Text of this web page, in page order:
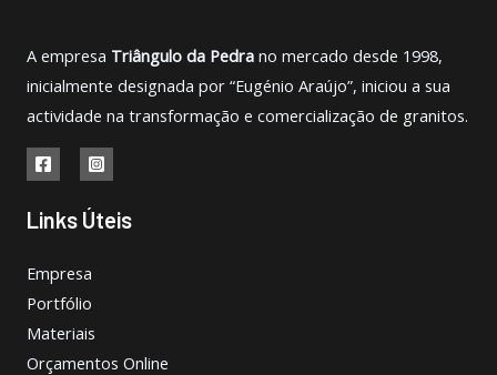
A empresa Triângulo da Pedra no mercado desde 1998,
inicialmente designada por “Eugénio Araújo”, iniciou a sua
actividade na transformação e comercialização de granitos.
Links Úteis
Empresa
Portfólio
Materiais
Orçamentos Online